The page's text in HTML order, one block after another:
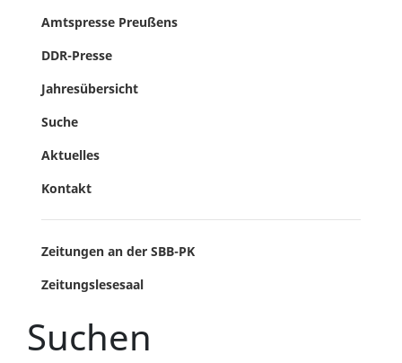
Amtspresse Preußens
DDR-Presse
Jahresübersicht
Suche
Aktuelles
Kontakt
Zeitungen an der SBB-PK
Zeitungslesesaal
Suchen